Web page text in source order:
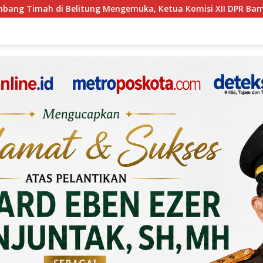
Komisi XII DPR Bambang Patijaya Dorong Perpres Segera